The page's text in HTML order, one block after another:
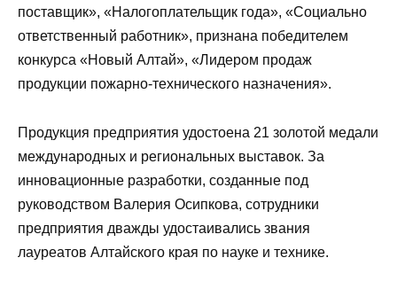
поставщик», «Налогоплательщик года», «Социально
ответственный работник», признана победителем
конкурса «Новый Алтай», «Лидером продаж
продукции пожарно-технического назначения».
Продукция предприятия удостоена 21 золотой медали
международных и региональных выставок. За
инновационные разработки, созданные под
руководством Валерия Осипкова, сотрудники
предприятия дважды удостаивались звания
лауреатов Алтайского края по науке и технике.